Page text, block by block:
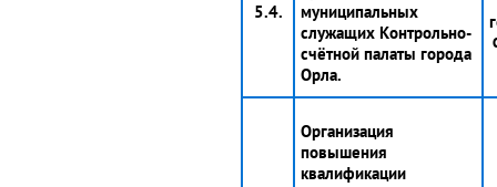
5.4.
муниципальных
служащих Контрольно-
счётной палаты города
Орла.
Организация
повышения
квалификации